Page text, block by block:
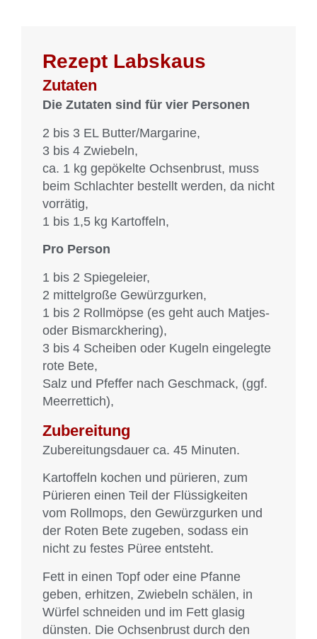
Rezept Labskaus
Zutaten
Die Zutaten sind für vier Personen
2 bis 3 EL Butter/Margarine,
3 bis 4 Zwiebeln,
ca. 1 kg gepökelte Ochsenbrust, muss
beim Schlachter bestellt werden, da nicht
vorrätig,
1 bis 1,5 kg Kartoffeln,
Pro Person
1 bis 2 Spiegeleier,
2 mittelgroße Gewürzgurken,
1 bis 2 Rollmöpse (es geht auch Matjes-
oder Bismarckhering),
3 bis 4 Scheiben oder Kugeln eingelegte
rote Bete,
Salz und Pfeffer nach Geschmack, (ggf.
Meerrettich),
Zubereitung
Zubereitungsdauer ca. 45 Minuten.
Kartoffeln kochen und pürieren, zum
Pürieren einen Teil der Flüssigkeiten
vom Rollmops, den Gewürzgurken und
der Roten Bete zugeben, sodass ein
nicht zu festes Püree entsteht.
Fett in einen Topf oder eine Pfanne
geben, erhitzen, Zwiebeln schälen, in
Würfel schneiden und im Fett glasig
dünsten. Die Ochsenbrust durch den